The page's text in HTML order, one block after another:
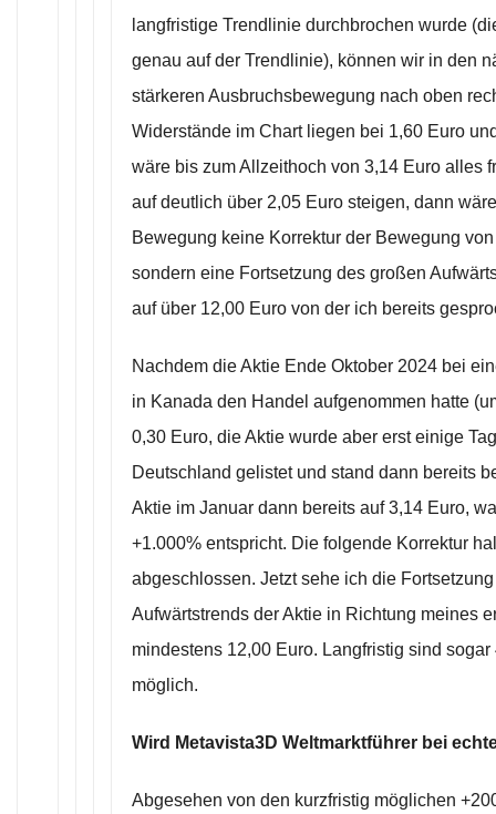
langfristige Trendlinie durchbrochen wurde
genau auf der Trendlinie), können wir in den
stärkeren Ausbruchsbewegung nach oben
Widerstände im Chart liegen bei 1,60 Euro
wäre bis zum Allzeithoch von 3,14 Euro alles
auf deutlich über 2,05 Euro steigen, dann
Bewegung keine Korrektur der Bewegung
sondern eine Fortsetzung des großen
auf über 12,00 Euro von der ich bereits
Nachdem die Aktie Ende Oktober 2024 bei
in Kanada den Handel aufgenommen hatte
0,30 Euro, die Aktie wurde aber erst einige
Deutschland gelistet und stand dann bereits
Aktie im Januar dann bereits auf 3,14 Euro,
+1.000% entspricht. Die folgende Korrektur
abgeschlossen. Jetzt sehe ich die
Aufwärtstrends der Aktie in Richtung meines
mindestens 12,00 Euro. Langfristig sind
möglich.
Wird Metavista3D Weltmarktführer bei
Abgesehen von den kurzfristig möglichen